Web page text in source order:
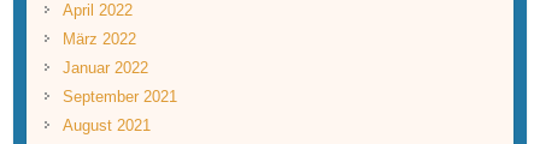
April 2022
März 2022
Januar 2022
September 2021
August 2021